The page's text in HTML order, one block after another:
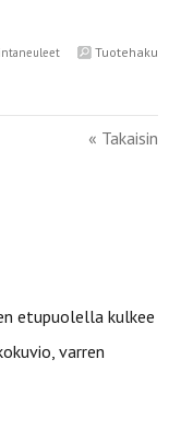
Tuotehaku
« Takaisin
etupuolella kulkee
varren